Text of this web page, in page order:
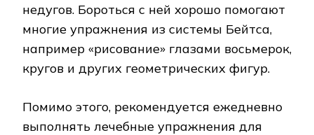
недугов. Бороться с ней хорошо помогают
многие упражнения из системы Бейтса,
например «рисование» глазами восьмерок,
кругов и других геометрических фигур.
Помимо этого, рекомендуется ежедневно
выполнять лечебные упражнения для